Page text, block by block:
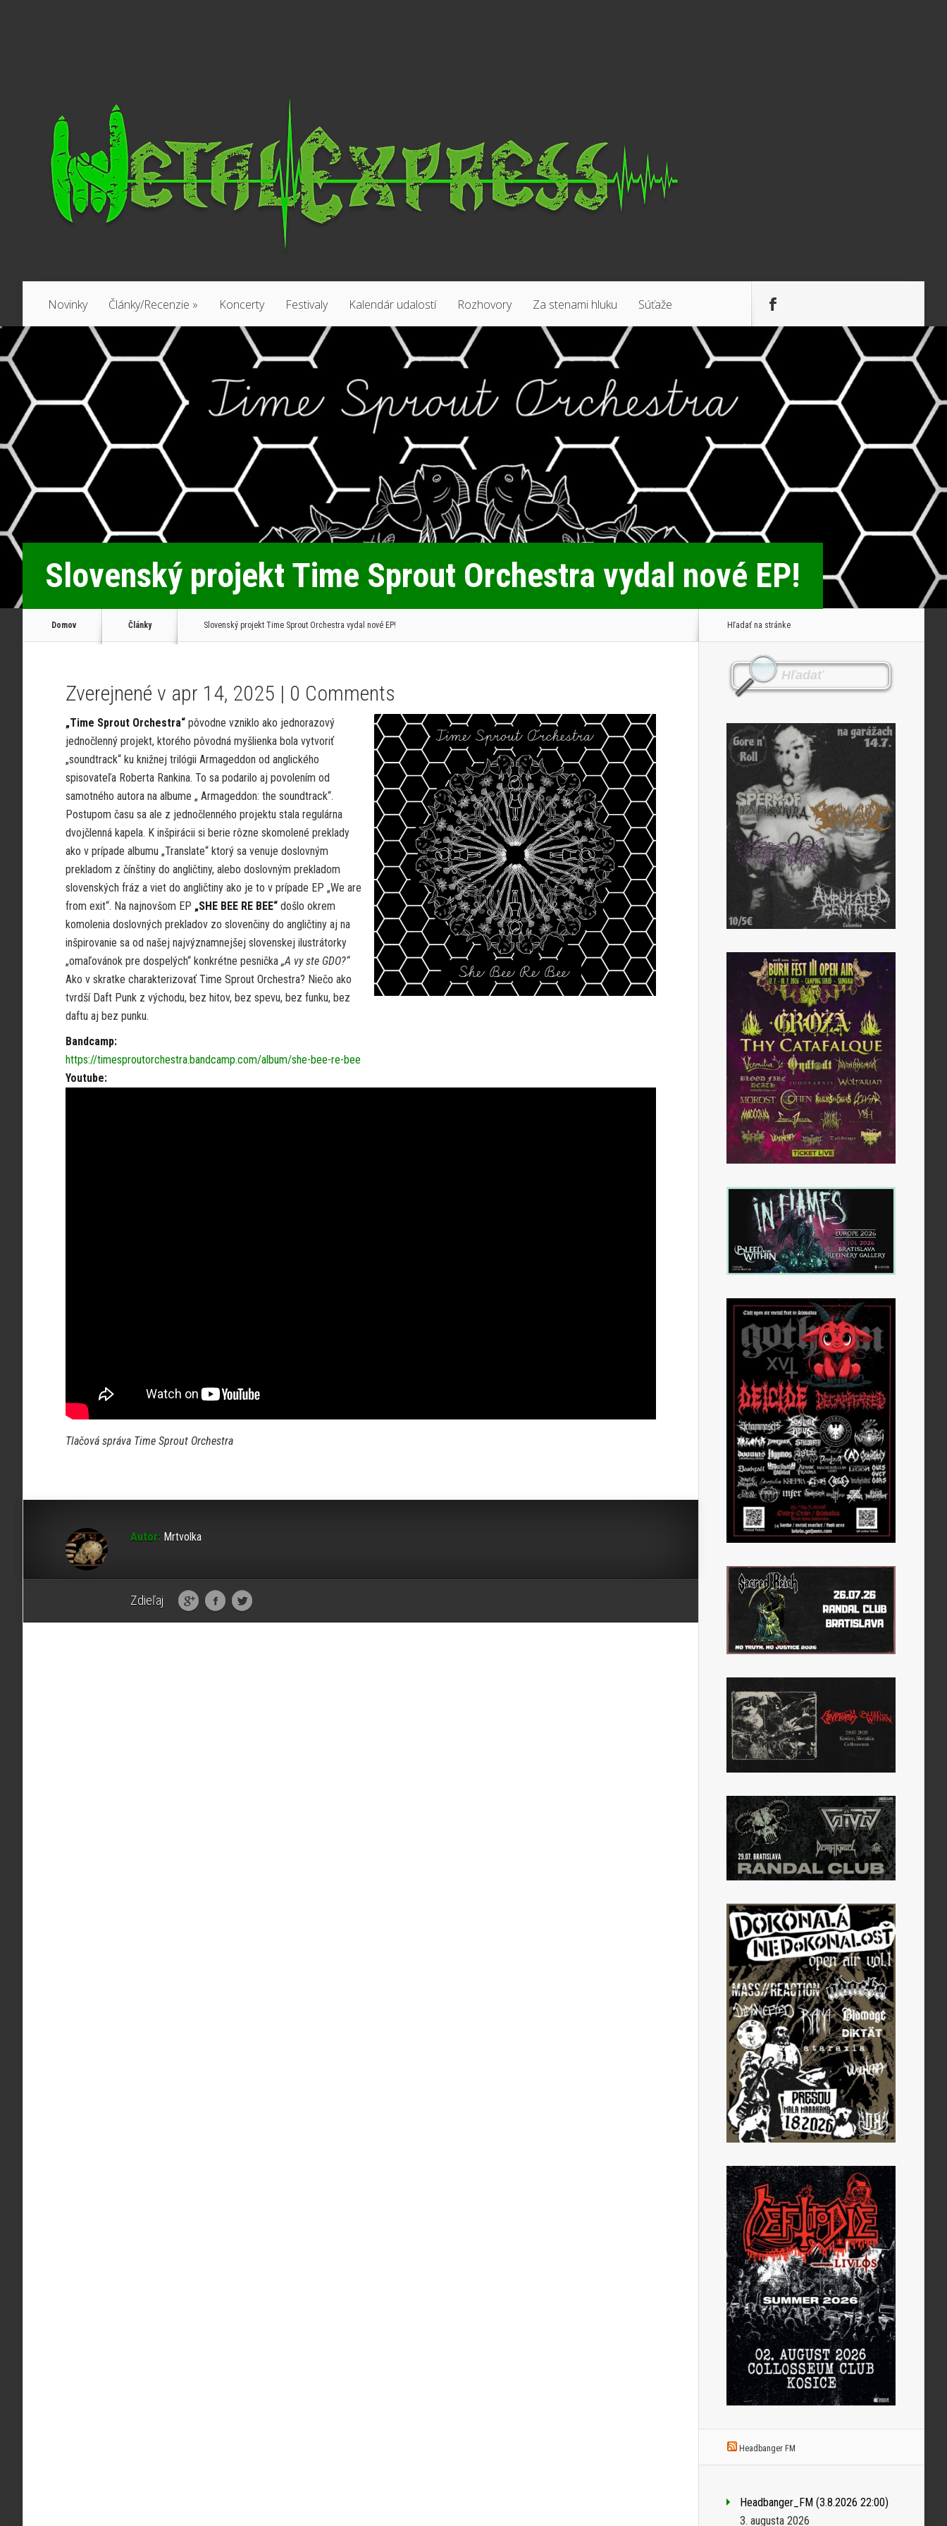
Novinky Články/Recenzie » Koncerty Festivaly Kalendár udalostí Rozhovory Za stenami hluku Súťaže
Slovenský projekt Time Sprout Orchestra vydal nové EP!
Domov Články Slovenský projekt Time Sprout Orchestra vydal nové EP!
Zverejnené v apr 14, 2025 | 0 Comments
„Time Sprout Orchestra“ pôvodne vzniklo ako jednorazový
jednočlenný projekt, ktorého pôvodná myšlienka bola vytvoriť
„soundtrack“ ku knižnej trilógii Armageddon od anglického
spisovateľa Roberta Rankina. To sa podarilo aj povolením od
samotného autora na albume „ Armageddon: the soundtrack“.
Postupom času sa ale z jednočlenného projektu stala regulárna
dvojčlenná kapela. K inšpirácii si berie rôzne skomolené preklady
ako v prípade albumu „Translate“ ktorý sa venuje doslovným
prekladom z čínštiny do angličtiny, alebo doslovným prekladom
slovenských fráz a viet do angličtiny ako je to v prípade EP „We are
from exit“. Na najnovšom EP „SHE BEE RE BEE“ došlo okrem
komolenia doslovných prekladov zo slovenčiny do angličtiny aj na
inšpirovanie sa od našej najvýznamnejšej slovenskej ilustrátorky
„omaľovánok pre dospelých“ konkrétne pesnička „A vy ste GDO?“
Ako v skratke charakterizovať Time Sprout Orchestra? Niečo ako
tvrdší Daft Punk z východu, bez hitov, bez spevu, bez funku, bez
daftu aj bez punku.
Bandcamp:
https://timesproutorchestra.bandcamp.com/album/she-bee-re-bee
Youtube:
Tlačová správa Time Sprout Orchestra
Autor: Mrtvolka
Zdieľaj
Hľadať na stránke
Headbanger FM
Headbanger_FM (3.8.2026 22:00)
3. augusta 2026